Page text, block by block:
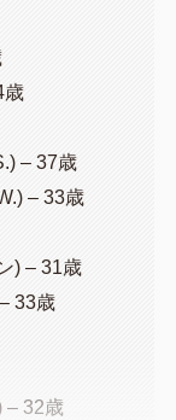
歳
– 37歳
– 33歳
) – 31歳
33歳
– 32歳